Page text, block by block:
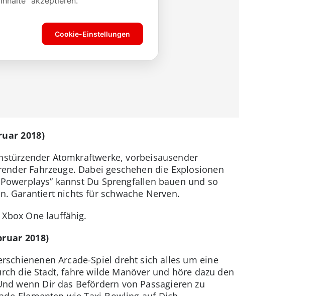
2018)
Atomkraftwerke, vorbeisausender
Fahrzeuge. Dabei geschehen die Explosionen
kannst Du Sprengfallen bauen und so
Garantiert nichts für schwache Nerven.
One lauffähig.
2018)
Arcade-Spiel dreht sich alles um eine
die Stadt, fahre wilde Manöver und höre dazu den
wenn Dir das Befördern von Passagieren zu